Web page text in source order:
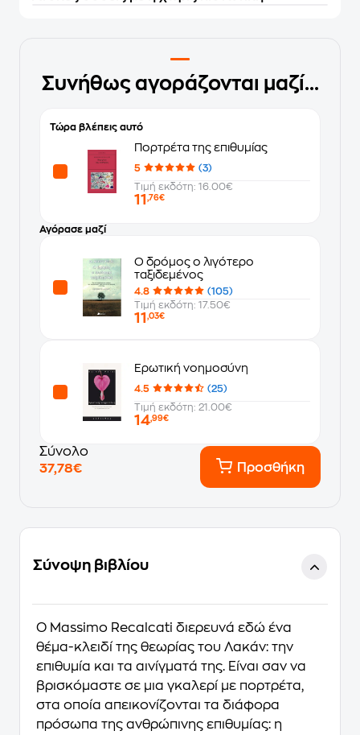
Συνήθως αγοράζονται μαζί...
Τώρα βλέπεις αυτό
Πορτρέτα της επιθυμίας
5
(3)
Τιμή εκδότη: 16.00€
11 ,76€
Αγόρασε μαζί
Ο δρόμος ο λιγότερο
ταξιδεμένος
4.8
(105)
Τιμή εκδότη: 17.50€
11 ,03€
Ερωτική νοημοσύνη
4.5
(25)
Τιμή εκδότη: 21.00€
14,99€
Σύνολο
37,78€
Προσθήκη
Σύνοψη βιβλίου
Ο Massimo Recalcati διερευνά εδώ ένα
θέμα-κλειδί της θεωρίας του Λακάν: την
επιθυμία και τα αινίγματά της. Είναι σαν να
βρισκόμαστε σε μια γκαλερί με πορτρέτα,
στα οποία απεικονίζονται τα διάφορα
πρόσωπα της ανθρώπινης επιθυμίας: η